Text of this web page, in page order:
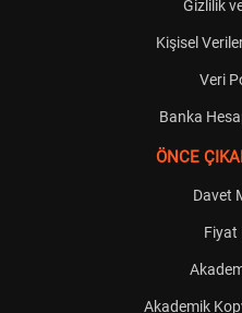
Gizlilik
Kişisel
Veri
Banka
ÖNCE
Davet
Fiyat
Akademik